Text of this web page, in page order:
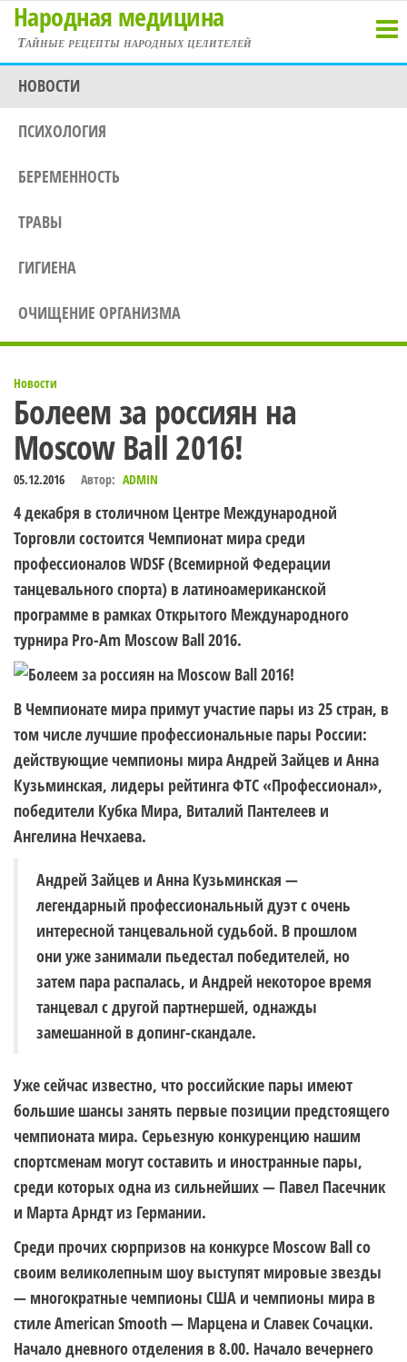
Перейти
содержимому
Народная медицина
Тайные рецепты народных целителей
НОВОСТИ
ПСИХОЛОГИЯ
БЕРЕМЕННОСТЬ
ТРАВЫ
ГИГИЕНА
ОЧИЩЕНИЕ ОРГАНИЗМА
Новости
Болеем за россиян на
Moscow Ball 2016!
05.12.2016 Автор: ADMIN
4 декабря в столичном Центре Международной
Торговли состоится Чемпионат мира среди
профессионалов WDSF (Всемирной Федерации
танцевального спорта) в латиноамериканской
программе в рамках Открытого Международного
турнира Pro-Am Moscow Ball 2016.
В Чемпионате мира примут участие пары из 25 стран, в
том числе лучшие профессиональные пары России:
действующие чемпионы мира Андрей Зайцев и Анна
Кузьминская, лидеры рейтинга ФТС «Профессионал»,
победители Кубка Мира, Виталий Пантелеев и
Ангелина Нечхаева.
Андрей Зайцев и Анна Кузьминская —
легендарный профессиональный дуэт с очень
интересной танцевальной судьбой. В прошлом
они уже занимали пьедестал победителей, но
затем пара распалась, и Андрей некоторое время
танцевал с другой партнершей, однажды
замешанной в допинг-скандале.
Уже сейчас известно, что российские пары имеют
большие шансы занять первые позиции предстоящего
чемпионата мира. Серьезную конкуренцию нашим
спортсменам могут составить и иностранные пары,
среди которых одна из сильнейших — Павел Пасечник
и Марта Арндт из Германии.
Среди прочих сюрпризов на конкурсе Moscow Ball со
своим великолепным шоу выступят мировые звезды
— многократные чемпионы США и чемпионы мира в
стиле American Smooth — Марцена и Славек Сочацки.
Начало дневного отделения в 8.00. Начало вечернего